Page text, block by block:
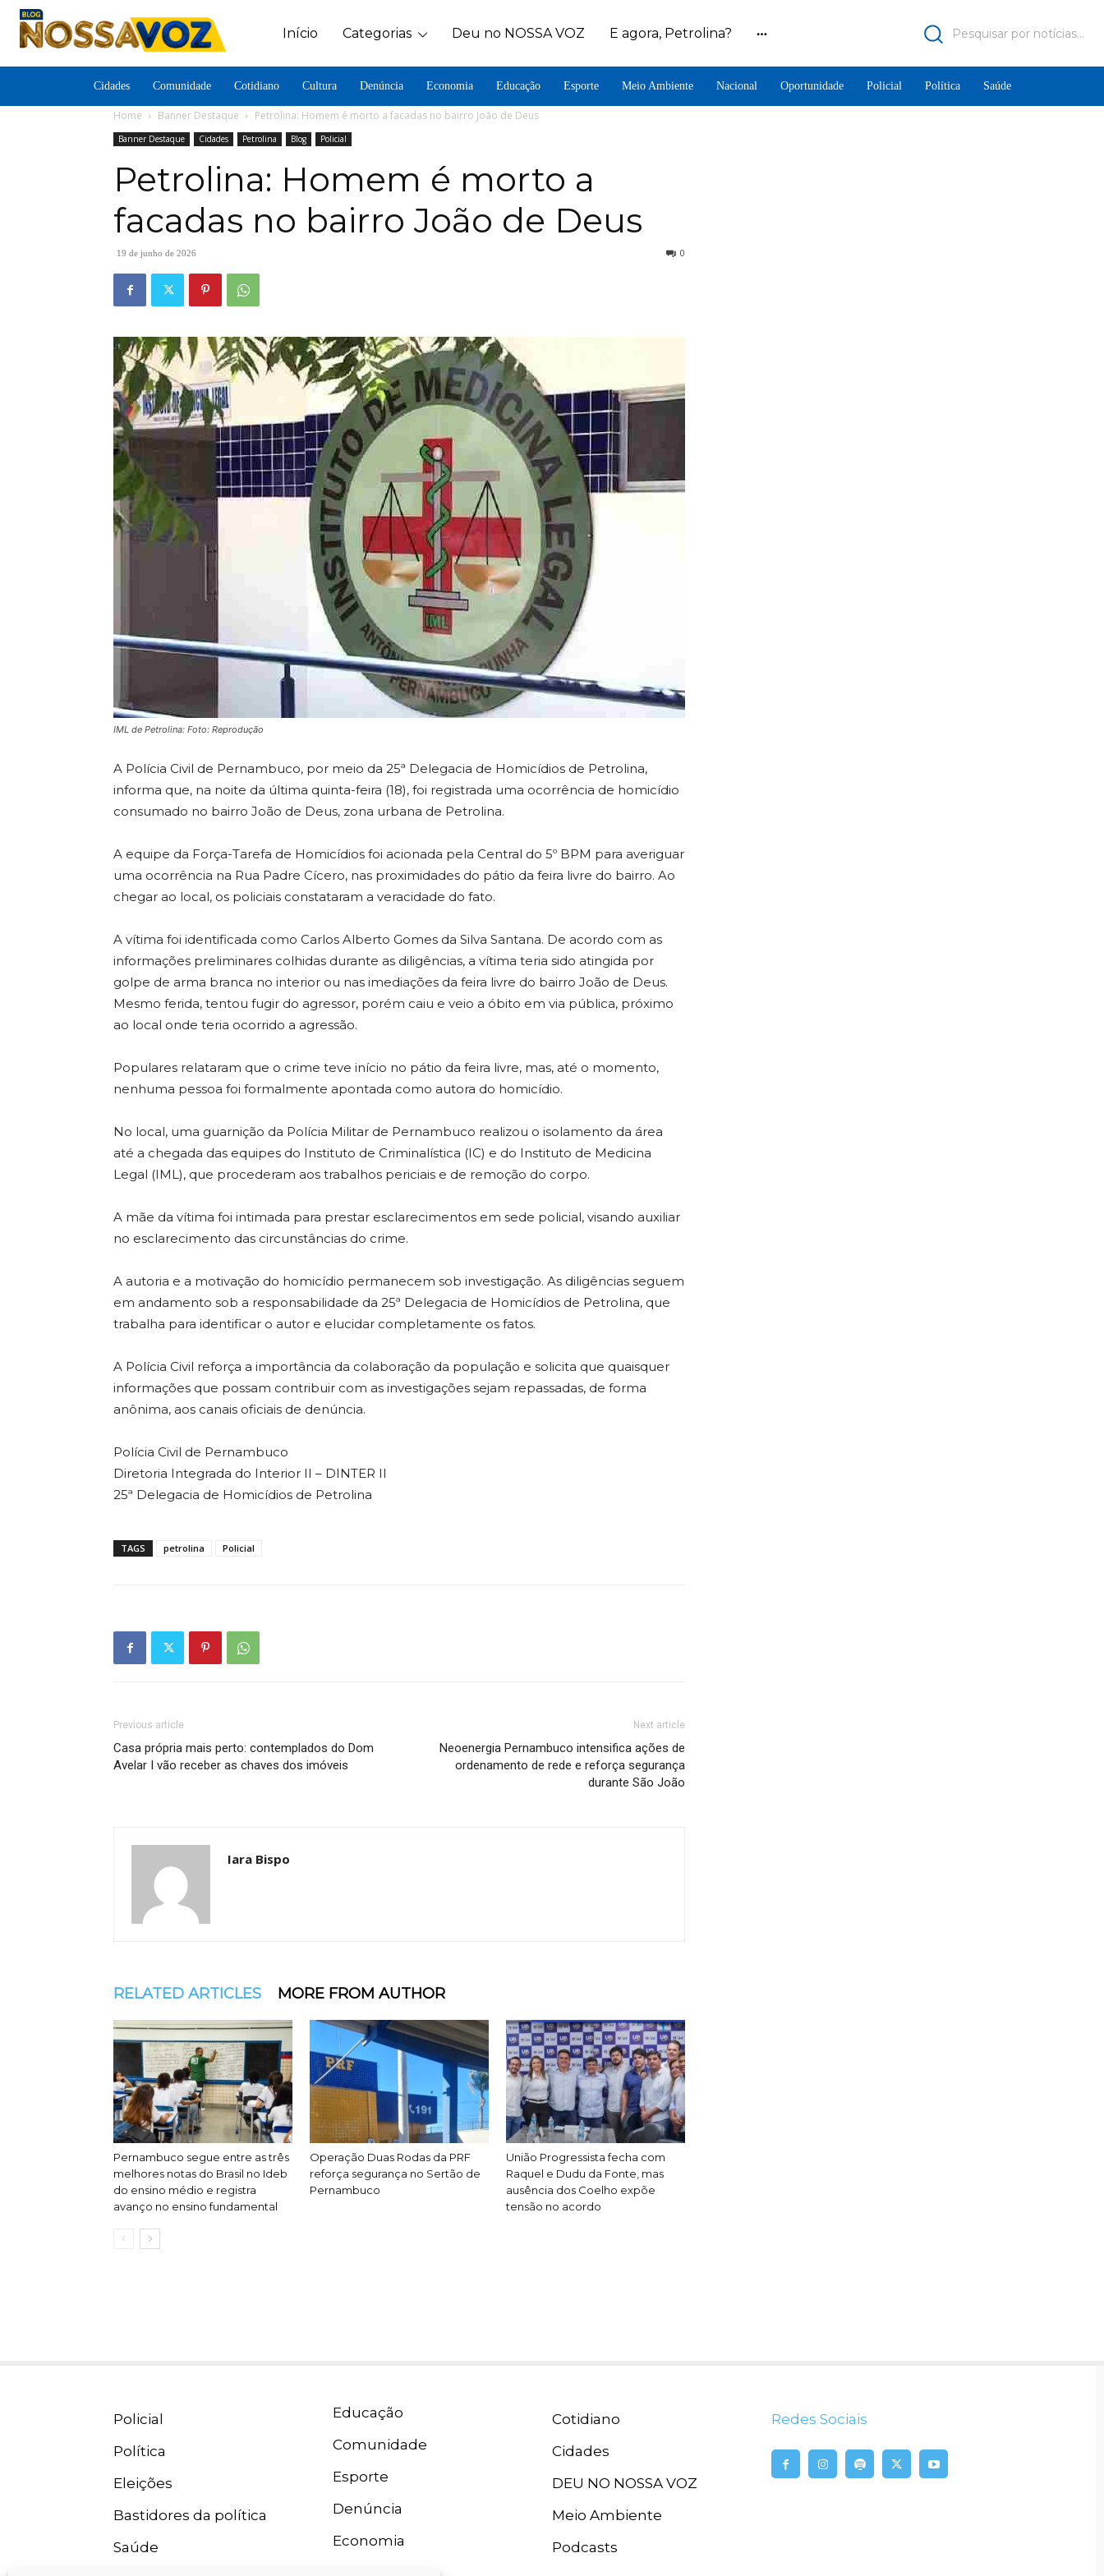
Início Categorias Deu no NOSSA VOZ E agora, Petrolina? Pesquisar por notícias...
Cidades Comunidade Cotidiano Cultura Denúncia Economia Educação Esporte Meio Ambiente Nacional Oportunidade Policial Política Saúde
Home Banner Destaque Petrolina: Homem é morto a facadas no bairro João de Deus
Banner Destaque Cidades Petrolina Blog Policial
Petrolina: Homem é morto a
facadas no bairro João de Deus
19 de junho de 2026 0
IML de Petrolina: Foto: Reprodução
A Polícia Civil de Pernambuco, por meio da 25ª Delegacia de Homicídios de Petrolina,
informa que, na noite da última quinta-feira (18), foi registrada uma ocorrência de homicídio
consumado no bairro João de Deus, zona urbana de Petrolina.
A equipe da Força-Tarefa de Homicídios foi acionada pela Central do 5º BPM para averiguar
uma ocorrência na Rua Padre Cícero, nas proximidades do pátio da feira livre do bairro. Ao
chegar ao local, os policiais constataram a veracidade do fato.
A vítima foi identificada como Carlos Alberto Gomes da Silva Santana. De acordo com as
informações preliminares colhidas durante as diligências, a vítima teria sido atingida por
golpe de arma branca no interior ou nas imediações da feira livre do bairro João de Deus.
Mesmo ferida, tentou fugir do agressor, porém caiu e veio a óbito em via pública, próximo
ao local onde teria ocorrido a agressão.
Populares relataram que o crime teve início no pátio da feira livre, mas, até o momento,
nenhuma pessoa foi formalmente apontada como autora do homicídio.
No local, uma guarnição da Polícia Militar de Pernambuco realizou o isolamento da área
até a chegada das equipes do Instituto de Criminalística (IC) e do Instituto de Medicina
Legal (IML), que procederam aos trabalhos periciais e de remoção do corpo.
A mãe da vítima foi intimada para prestar esclarecimentos em sede policial, visando auxiliar
no esclarecimento das circunstâncias do crime.
A autoria e a motivação do homicídio permanecem sob investigação. As diligências seguem
em andamento sob a responsabilidade da 25ª Delegacia de Homicídios de Petrolina, que
trabalha para identificar o autor e elucidar completamente os fatos.
A Polícia Civil reforça a importância da colaboração da população e solicita que quaisquer
informações que possam contribuir com as investigações sejam repassadas, de forma
anônima, aos canais oficiais de denúncia.
Polícia Civil de Pernambuco
Diretoria Integrada do Interior II – DINTER II
25ª Delegacia de Homicídios de Petrolina
TAGS petrolina Policial
Previous article
Casa própria mais perto: contemplados do Dom
Avelar I vão receber as chaves dos imóveis
Next article
Neoenergia Pernambuco intensifica ações de
ordenamento de rede e reforça segurança
durante São João
Iara Bispo
RELATED ARTICLES MORE FROM AUTHOR
Pernambuco segue entre as três
melhores notas do Brasil no Ideb
do ensino médio e registra
avanço no ensino fundamental
Operação Duas Rodas da PRF
reforça segurança no Sertão de
Pernambuco
União Progressista fecha com
Raquel e Dudu da Fonte, mas
ausência dos Coelho expõe
tensão no acordo
Policial
Política
Eleições
Bastidores da política
Saúde
Educação
Comunidade
Esporte
Denúncia
Economia
Cotidiano
Cidades
DEU NO NOSSA VOZ
Meio Ambiente
Podcasts
Redes Sociais